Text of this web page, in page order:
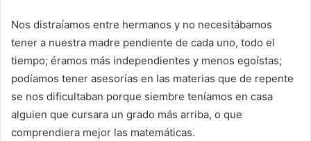
Nos distraíamos entre hermanos y no necesitábamos
tener a nuestra madre pendiente de cada uno, todo el
tiempo; éramos más independientes y menos egoístas;
podíamos tener asesorías en las materias que de repente
se nos dificultaban porque siembre teníamos en casa
alguien que cursara un grado más arriba, o que
comprendiera mejor las matemáticas.